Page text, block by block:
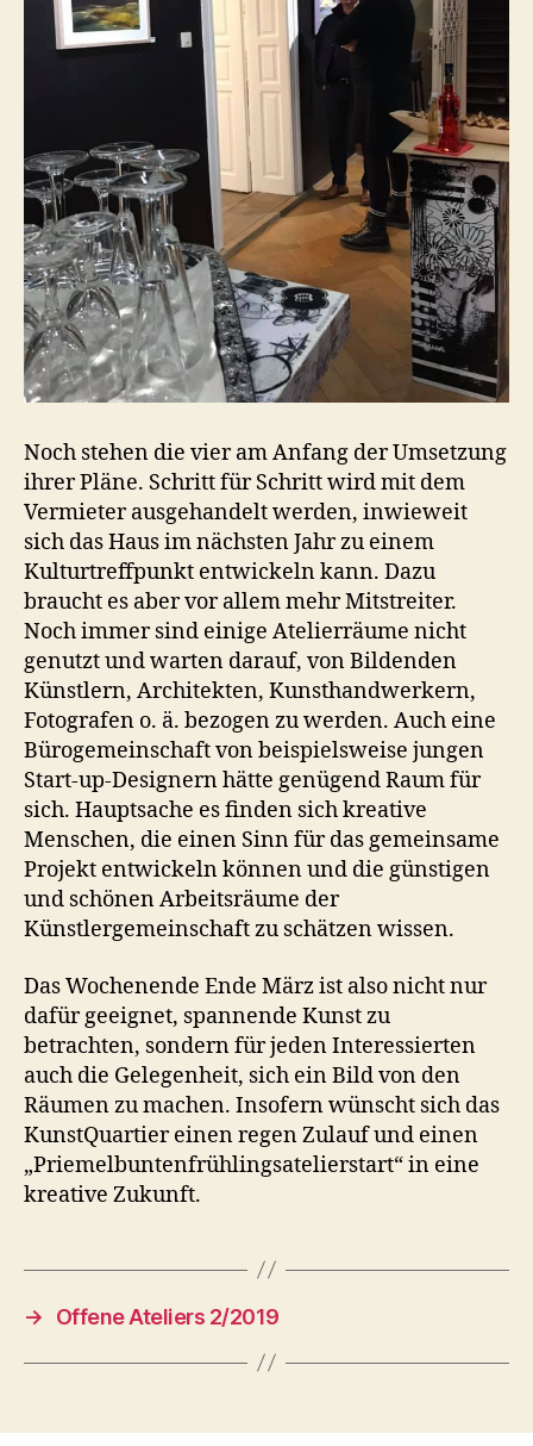
Noch stehen die vier am Anfang der Umsetzung
ihrer Pläne. Schritt für Schritt wird mit dem
Vermieter ausgehandelt werden, inwieweit
sich das Haus im nächsten Jahr zu einem
Kulturtreffpunkt entwickeln kann. Dazu
braucht es aber vor allem mehr Mitstreiter.
Noch immer sind einige Atelierräume nicht
genutzt und warten darauf, von Bildenden
Künstlern, Architekten, Kunsthandwerkern,
Fotografen o. ä. bezogen zu werden. Auch eine
Bürogemeinschaft von beispielsweise jungen
Start-up-Designern hätte genügend Raum für
sich. Hauptsache es finden sich kreative
Menschen, die einen Sinn für das gemeinsame
Projekt entwickeln können und die günstigen
und schönen Arbeitsräume der
Künstlergemeinschaft zu schätzen wissen.
Das Wochenende Ende März ist also nicht nur
dafür geeignet, spannende Kunst zu
betrachten, sondern für jeden Interessierten
auch die Gelegenheit, sich ein Bild von den
Räumen zu machen. Insofern wünscht sich das
KunstQuartier einen regen Zulauf und einen
„Priemelbuntenfrühlingsatelierstart“ in eine
kreative Zukunft.
→ Offene Ateliers 2/2019